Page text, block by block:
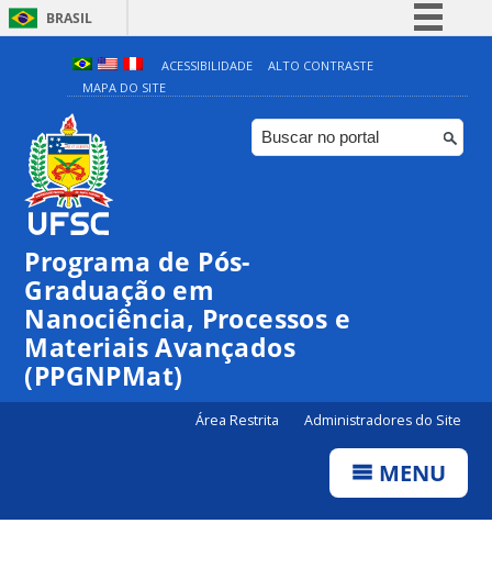
BRASIL
Simplifique!
Comunica BR
Participe
ACESSIBILIDADE
ALTO CONTRASTE
MAPA DO SITE
Programa de Pós-
Graduação em
Nanociência, Processos e
Materiais Avançados
(PPGNPMat)
Área Restrita Administradores do Site
MENU